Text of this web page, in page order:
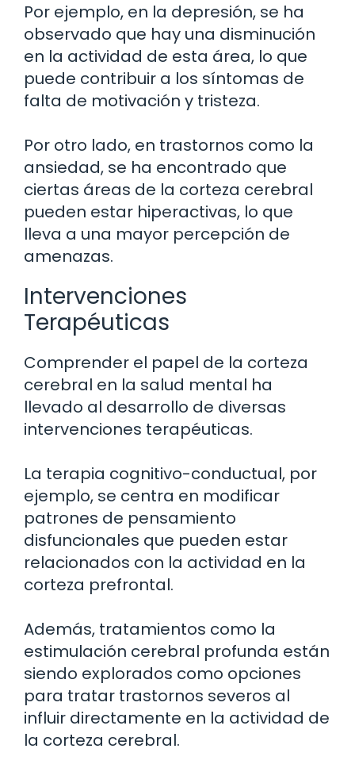
Por ejemplo, en la depresión, se ha
observado que hay una disminución
en la actividad de esta área, lo que
puede contribuir a los síntomas de
falta de motivación y tristeza.
Por otro lado, en trastornos como la
ansiedad, se ha encontrado que
ciertas áreas de la corteza cerebral
pueden estar hiperactivas, lo que
lleva a una mayor percepción de
amenazas.
Intervenciones
Terapéuticas
Comprender el papel de la corteza
cerebral en la salud mental ha
llevado al desarrollo de diversas
intervenciones terapéuticas.
La terapia cognitivo-conductual, por
ejemplo, se centra en modificar
patrones de pensamiento
disfuncionales que pueden estar
relacionados con la actividad en la
corteza prefrontal.
Además, tratamientos como la
estimulación cerebral profunda están
siendo explorados como opciones
para tratar trastornos severos al
influir directamente en la actividad de
la corteza cerebral.